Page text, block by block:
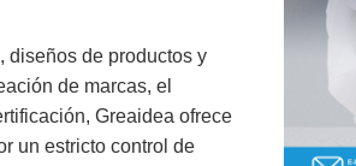
diseños de productos y
de marcas, el
Greaidea ofrece
un estricto control de